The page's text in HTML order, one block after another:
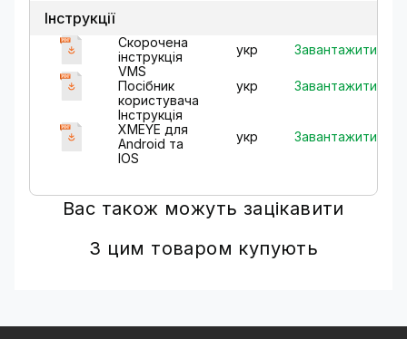
Інструкції
Скорочена
інструкція
укр
Завантажити
VMS
Посібник
користувача
укр
Завантажити
Інструкція
XMEYE для
Android та
IOS
укр Завантажити
Вас також можуть зацікавити
З цим товаром купують